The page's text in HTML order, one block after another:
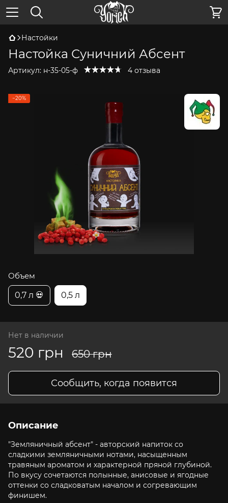
Настойки
Настойка Суничний Абсент
Артикул: н-35-05-ф 4 отзыва
−20%
Объем
0,7 л 💀
0,5 л
Нет в наличии
520 грн 650 грн
Сообщить, когда появится
Описание
"Земляничный абсент" - авторский напиток со
сладкими земляничными нотами, насыщенным
травяным ароматом и характерной пряной глубиной.
По вкусу сочетаются полынные, анисовые и ягодные
оттенки со сладковатым началом и согревающим
финишем.